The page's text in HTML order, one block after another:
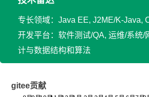
专长领域：Java EE, J2ME/K-Java,
开发平台：软件测试/QA, 运维/系统/
计与数据结构和算法
gitee贡献